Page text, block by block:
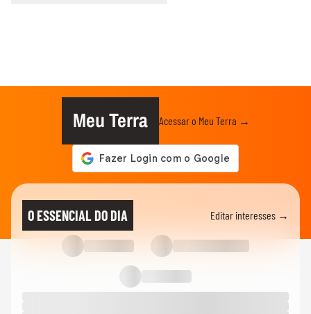
Meu Terra Acessar o Meu Terra →
O ESSENCIAL DO DIA Editar interesses →